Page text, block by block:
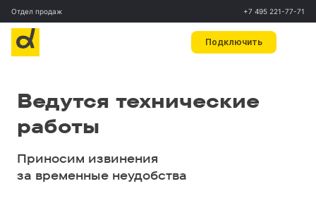
Отдел продаж +7 495 221-77-71
Подключить
Ведутся технические
работы
Приносим извинения
за временные неудобства